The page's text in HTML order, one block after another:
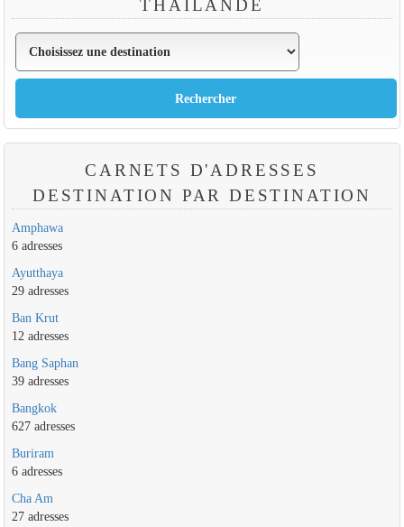
THAÏLANDE
CARNETS D'ADRESSES
DESTINATION PAR DESTINATION
Amphawa
6 adresses
Ayutthaya
29 adresses
Ban Krut
12 adresses
Bang Saphan
39 adresses
Bangkok
627 adresses
Buriram
6 adresses
Cha Am
27 adresses